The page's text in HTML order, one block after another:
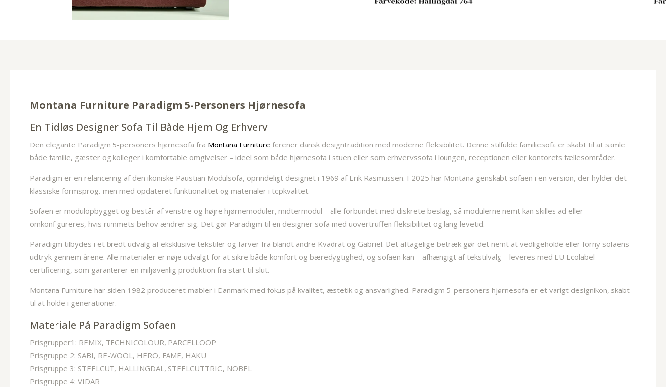
Montana Furniture Paradigm 5-Personers Hjørnesofa
En Tidløs Designer Sofa Til Både Hjem Og Erhverv
Den elegante Paradigm 5-personers hjørnesofa fra Montana Furniture forener dansk designtradition med moderne fleksibilitet. Denne stilfulde familiesofa er skabt til at samle
både familie, gæster og kolleger i komfortable omgivelser – ideel som både hjørnesofa i stuen eller som erhvervssofa i loungen, receptionen eller kontorets fællesområder.
Paradigm er en relancering af den ikoniske Paustian Modulsofa, oprindeligt designet i 1969 af Erik Rasmussen. I 2025 har Montana genskabt sofaen i en version, der hylder det
klassiske formsprog, men med opdateret funktionalitet og materialer i topkvalitet.
Sofaen er modulopbygget og består af venstre og højre hjørnemoduler, midtermodul – alle forbundet med diskrete beslag, så modulerne nemt kan skilles ad eller
omkonfigureres, hvis rummets behov ændrer sig. Det gør Paradigm til en designer sofa med uovertruffen fleksibilitet og lang levetid.
Paradigm tilbydes i et bredt udvalg af eksklusive tekstiler og farver fra blandt andre Kvadrat og Gabriel. Det aftagelige betræk gør det nemt at vedligeholde eller forny sofaens
udtryk gennem årene. Alle materialer er nøje udvalgt for at sikre både komfort og bæredygtighed, og sofaen kan – afhængigt af tekstilvalg – leveres med EU Ecolabel-
certificering, som garanterer en miljøvenlig produktion fra start til slut.
Montana Furniture har siden 1982 produceret møbler i Danmark med fokus på kvalitet, æstetik og ansvarlighed. Paradigm 5-personers hjørnesofa er et varigt designikon, skabt
til at holde i generationer.
Materiale På Paradigm Sofaen
Prisgrupper1: REMIX, TECHNICOLOUR, PARCELLOOP
Prisgruppe 2: SABI, RE-WOOL, HERO, FAME, HAKU
Prisgruppe 3: STEELCUT, HALLINGDAL, STEELCUTTRIO, NOBEL
Prisgruppe 4: VIDAR